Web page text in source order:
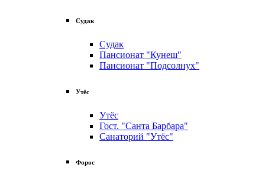
Судак
Судак
Пансионат "Кунеш"
Пансионат "Подсолнух"
Утёс
Утёс
Гост. "Санта Барбара"
Санаторий "Утёс"
Форос